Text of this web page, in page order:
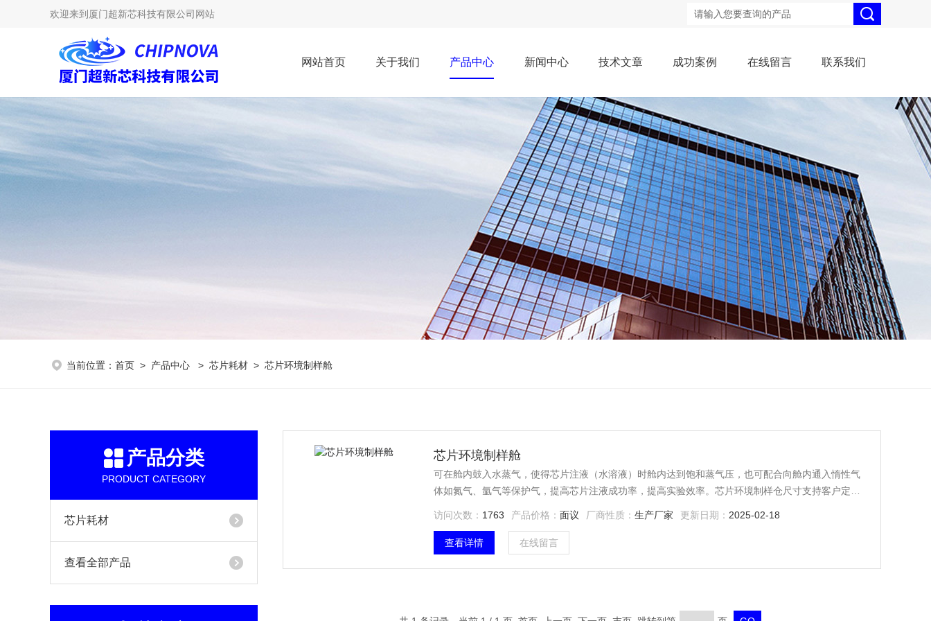
欢迎来到 厦门超新芯科技有限公司网站
网站首页 关于我们 产品中心 新闻中心 技术文章 成功案例 在线留言 联系我们
当前位置： 首页 > 产品中心 > 芯片耗材 > 芯片环境制样舱
产品分类
PRODUCT CATEGORY
芯片耗材
查看全部产品
芯片环境制样舱
可在舱内鼓入水蒸气，使得芯片注液（水溶液）时舱内达到饱和蒸气压，也可配合向舱内通入惰性气
体如氮气、氩气等保护气，提高芯片注液成功率，提高实验效率。芯片环境制样仓尺寸支持客户定
访问次数： 1763 产品价格：面议 厂商性质：生产厂家 更新日期： 2025-02-18
查看详情 在线留言